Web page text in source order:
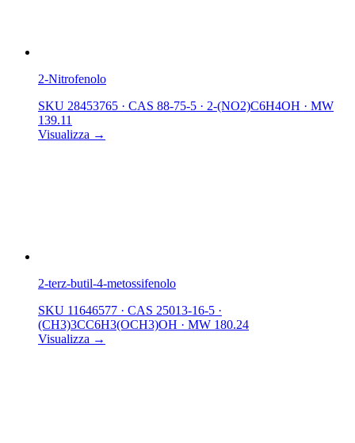
2-Nitrofenolo
SKU 28453765 · CAS 88-75-5 · 2-(NO2)C6H4OH · MW
139.11
Visualizza →
2-terz-butil-4-metossifenolo
SKU 11646577 · CAS 25013-16-5 ·
(CH3)3CC6H3(OCH3)OH · MW 180.24
Visualizza →